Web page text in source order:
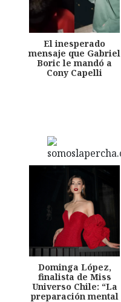
El inesperado
mensaje que Gabriel
Boric le mandó a
Cony Capelli
Dominga López,
finalista de Miss
Universo Chile: “La
preparación mental